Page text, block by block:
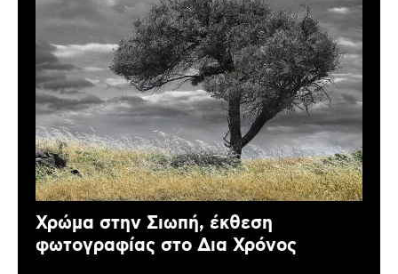
Χρώμα στην Σιωπή, έκθεση
φωτογραφίας στο Δια Χρόνος